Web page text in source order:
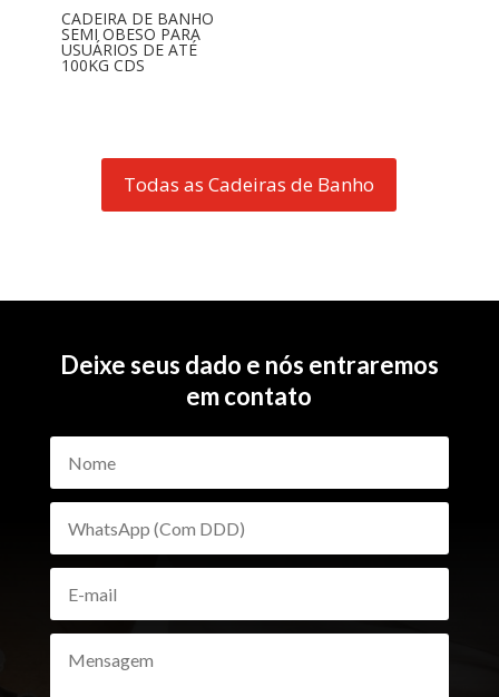
CADEIRA DE BANHO
SEMI OBESO PARA
USUÁRIOS DE ATÉ
100KG CDS
Todas as Cadeiras de Banho
Deixe seus dado e nós entraremos
em contato